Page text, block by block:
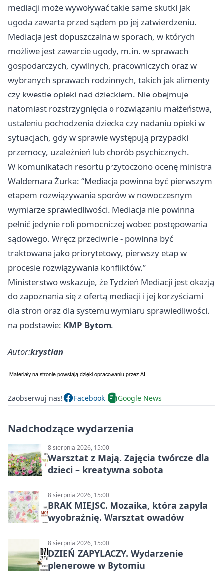
mediacji może wywoływać takie same skutki jak
ugoda zawarta przed sądem po jej zatwierdzeniu.
Mediacja jest dopuszczalna w sporach, w których
możliwe jest zawarcie ugody, m.in. w sprawach
gospodarczych, cywilnych, pracowniczych oraz w
wybranych sprawach rodzinnych, takich jak alimenty
czy kwestie opieki nad dzieckiem. Nie obejmuje
natomiast rozstrzygnięcia o rozwiązaniu małżeństwa,
ustaleniu pochodzenia dziecka czy nadaniu opieki w
sytuacjach, gdy w sprawie występują przypadki
przemocy, uzależnień lub chorób psychicznych.
W komunikatach resortu przytoczono ocenę ministra
Waldemara Żurka: “Mediacja powinna być pierwszym
etapem rozwiązywania sporów w nowoczesnym
wymiarze sprawiedliwości. Mediacja nie powinna
pełnić jedynie roli pomocniczej wobec postępowania
sądowego. Wręcz przeciwnie - powinna być
traktowana jako priorytetowy, pierwszy etap w
procesie rozwiązywania konfliktów.”
Ministerstwo wskazuje, że Tydzień Mediacji jest okazją
do zapoznania się z ofertą mediacji i jej korzyściami
dla stron oraz dla systemu wymiaru sprawiedliwości.
na podstawie: KMP Bytom.
Autor:krystian
Zaobserwuj nas! Facebook Google News
Nadchodzące wydarzenia
8 sierpnia 2026, 15:00
Warsztat z Mają. Zajęcia twórcze dla
dzieci – kreatywna sobota
8 sierpnia 2026, 15:00
BRAK MIEJSC. Mozaika, która zapyla
wyobraźnię. Warsztat owadów
8 sierpnia 2026, 15:00
DZIEŃ ZAPYLACZY. Wydarzenie
plenerowe w Bytomiu